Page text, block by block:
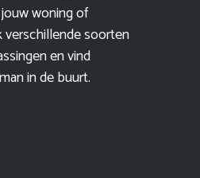
woning of
verschillende soorten
en vind
in de buurt.